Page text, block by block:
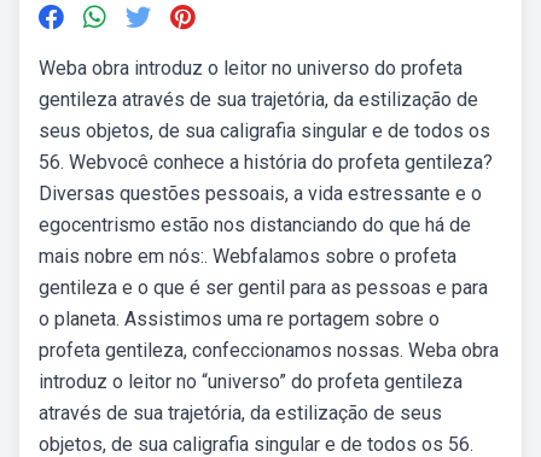
Weba obra introduz o leitor no universo do profeta
gentileza através de sua trajetória, da estilização de
seus objetos, de sua caligrafia singular e de todos os
56. Webvocê conhece a história do profeta gentileza?
Diversas questões pessoais, a vida estressante e o
egocentrismo estão nos distanciando do que há de
mais nobre em nós:. Webfalamos sobre o profeta
gentileza e o que é ser gentil para as pessoas e para
o planeta. Assistimos uma re portagem sobre o
profeta gentileza, confeccionamos nossas. Weba obra
introduz o leitor no “universo” do profeta gentileza
através de sua trajetória, da estilização de seus
objetos, de sua caligrafia singular e de todos os 56.